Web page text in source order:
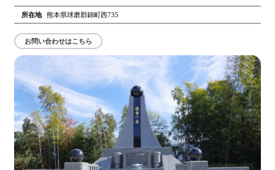
所在地 熊本県球磨郡錦町西735
お問い合わせはこちら